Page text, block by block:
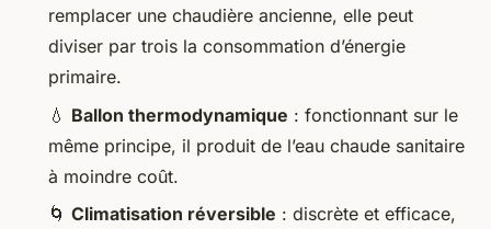
remplacer une chaudière ancienne, elle peut
diviser par trois la consommation d’énergie
primaire.
💧 Ballon thermodynamique : fonctionnant sur le
même principe, il produit de l’eau chaude sanitaire
à moindre coût.
🌀 Climatisation réversible : discrète et efficace,